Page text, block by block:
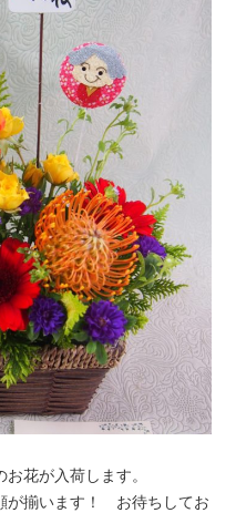
花が入荷します。
揃います！ お待ちしてお